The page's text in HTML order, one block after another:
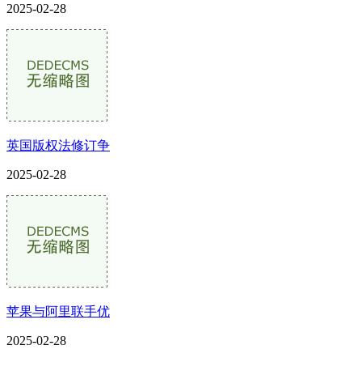
2025-02-28
英国版权法修订争
2025-02-28
苹果与阿里联手优
2025-02-28